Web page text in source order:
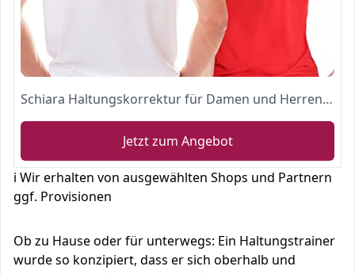
Schiara Haltungskorrektur für Damen und Herren - Bequeme Oberrücken-Verstellbare Rückenstütze für Nacken, Rücken und Schulter
Jetzt zum Angebot
ℹ️ Wir erhalten von ausgewählten Shops und Partnern
ggf. Provisionen
Ob zu Hause oder für unterwegs: Ein Haltungstrainer
wurde so konzipiert, dass er sich oberhalb und